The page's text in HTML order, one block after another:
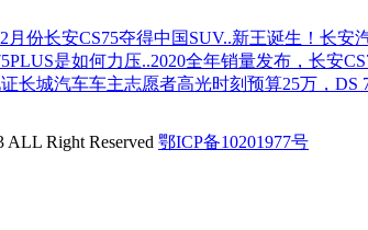
月份长安CS75夺得中国SUV..新王诞生！长安
是如何力压..2020全年销量发布，长安
长城汽车车主志愿者高光时刻 预算25万，DS
ALL Right Reserved 鄂ICP备10201977号